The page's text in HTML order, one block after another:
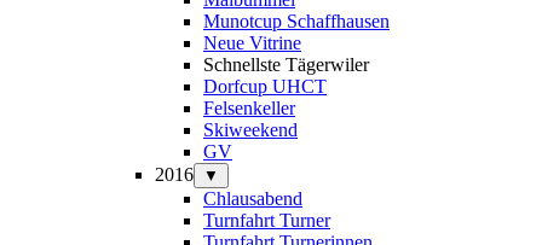
Munotcup Schaffhausen
Neue Vitrine
Schnellste Tägerwiler
Dorfcup UHCT
Felsenkeller
Skiweekend
GV
2016
▼
Chlausabend
Turnfahrt Turner